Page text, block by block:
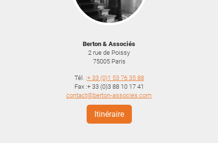
Berton & Associés
2 rue de Poissy
75005 Paris
Tél. :+ 33 (0)1 53 76 35 88
Fax :+ 33 (0)3 88 10 17 41
contact@berton-associes.com
Itinéraire